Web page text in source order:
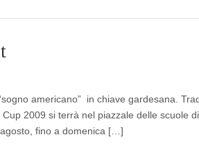
americano” in chiave gardesana.
2009 si terrà nel piazzale delle scuole
fino a domenica […]